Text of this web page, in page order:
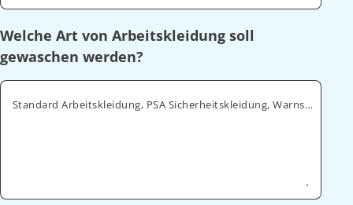
Welche Art von Arbeitskleidung soll
gewaschen werden?
Standard Arbeitskleidung, PSA Sicherheitskleidung, Warnschutz, ESD